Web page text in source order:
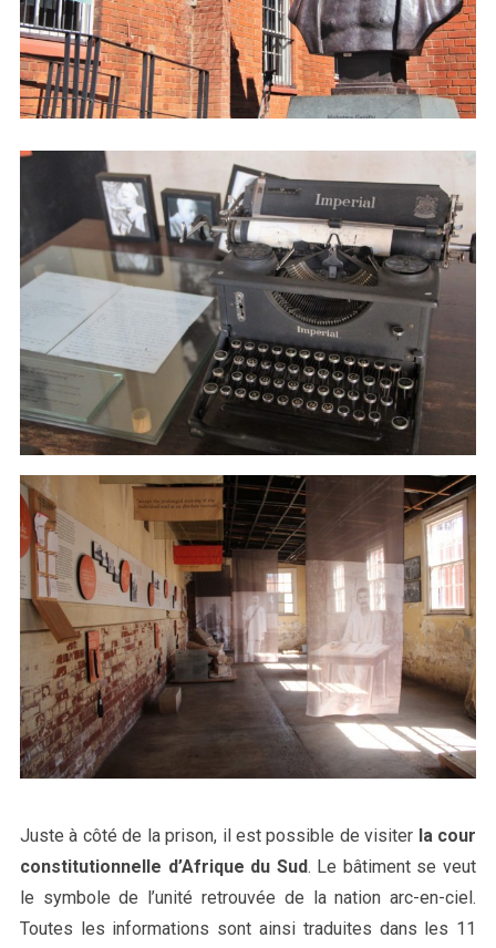
Juste à côté de la prison, il est possible de visiter la cour
constitutionnelle d’Afrique du Sud. Le bâtiment se veut
le symbole de l’unité retrouvée de la nation arc-en-ciel.
Toutes les informations sont ainsi traduites dans les 11